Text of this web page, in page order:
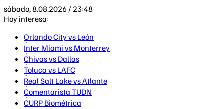
sábado, 8.08.2026 / 23:48
Hoy interesa:
Orlando City vs León
Inter Miami vs Monterrey
Chivas vs Dallas
Toluca vs LAFC
Real Salt Lake vs Atlante
Comentarista TUDN
CURP Biométrica